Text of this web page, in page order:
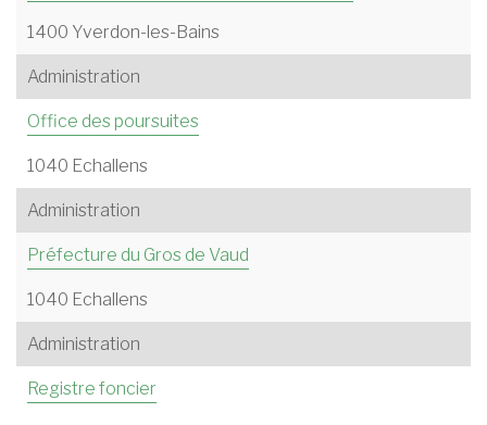
1400 Yverdon-les-Bains
Administration
Office des poursuites
1040 Echallens
Administration
Préfecture du Gros de Vaud
1040 Echallens
Administration
Registre foncier